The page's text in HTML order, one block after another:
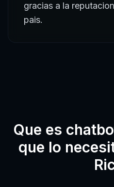
gracias a la
pais.
Que es
que lo